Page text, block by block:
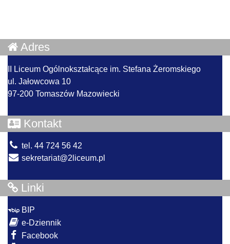
Adres
II Liceum Ogólnokształcące im. Stefana Żeromskiego
ul. Jałowcowa 10
97-200 Tomaszów Mazowiecki
Kontakt
tel. 44 724 56 42
sekretariat@2liceum.pl
Linki
BIP
e-Dziennik
Facebook